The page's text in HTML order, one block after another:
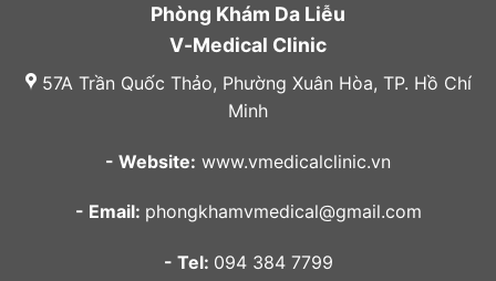
Phòng Khám Da Liễu
V-Medical Clinic
57A Trần Quốc Thảo, Phường Xuân Hòa, TP. Hồ Chí
Minh
- Website: www.vmedicalclinic.vn
- Email: phongkhamvmedical@gmail.com
- Tel: 094 384 7799